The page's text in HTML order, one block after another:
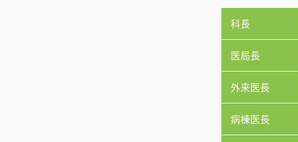
科長
医局長
外来医長
病棟医長